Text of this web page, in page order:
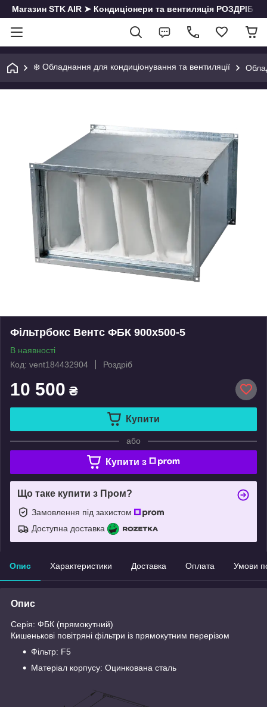
Магазин STK AIR ➤ Кондиціонери та вентиляція РОЗДРІБ
❄️ Обладнання для кондиціонування та вентиляції
Фільтрбокс Вентс ФБК 900x500-5
В наявності
Код: vent184432904
Роздріб
10 500 ₴
Купити
або
Купити з
Що таке купити з Пром?
Замовлення під захистом
Доступна доставка
Опис Характеристики Доставка Оплата Умови
Опис
Серія: ФБК (прямокутний)
Кишенькові повітряні фільтри із прямокутним перерізом
Фільтр: F5
Матеріал корпусу: Оцинкована сталь